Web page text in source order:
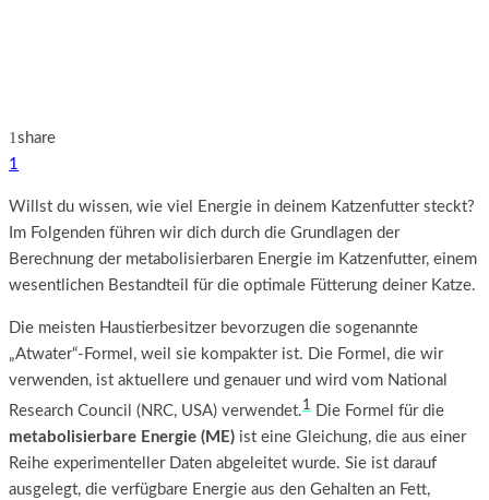
1 share
1
Willst du wissen, wie viel Energie in deinem Katzenfutter steckt?
Im Folgenden führen wir dich durch die Grundlagen der
Berechnung der metabolisierbaren Energie im Katzenfutter, einem
wesentlichen Bestandteil für die optimale Fütterung deiner Katze.
Die meisten Haustierbesitzer bevorzugen die sogenannte
„Atwater“-Formel, weil sie kompakter ist. Die Formel, die wir
verwenden, ist aktuellere und genauer und wird vom National
Research Council (NRC, USA) verwendet.1
Die Formel für die
metabolisierbare Energie (ME) ist eine Gleichung, die aus einer
Reihe experimenteller Daten abgeleitet wurde. Sie ist darauf
ausgelegt, die verfügbare Energie aus den Gehalten an Fett,